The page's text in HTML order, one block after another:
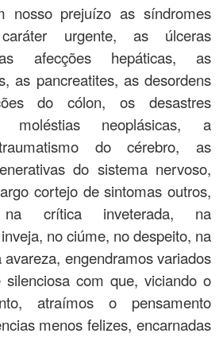
nosso prejuízo as síndromes
urgente, as úlceras
as afecções hepáticas, as
as pancreatites, as desordens
do cólon, os desastres
moléstias neoplásicas, a
do cérebro, as
do sistema nervoso,
cortejo de sintomas outros,
crítica inveterada, na
no ciúme, no despeito, na
engendramos variados
silenciosa com que, viciando o
atraímos o pensamento
menos felizes, encarnadas